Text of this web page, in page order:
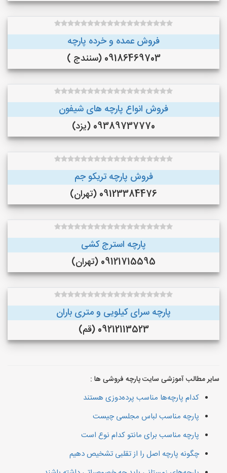
فروش عمده و خرده پارچه
09186469703 (سنندج )
فروش انواع پارچه های شیفون
09389737770 (یزد)
فروش پارچه تریکو جم
09123384476 (تهران)
پارچه استرج کشی
09121715595 (تهران)
پارچه سرای کیلویی و متری باران
09212113523 (قم)
سایر مطالب آموزشی سایت پارچه فروشی ها :
کدام پارچه‌ها مناسب پرده‌دوزی هستند
پارچه مناسب لباس مجلسی چیست
پارچه مناسب برای مانتو کدام نوع است
چگونه پارچه اصل را از تقلبی تشخیص دهیم